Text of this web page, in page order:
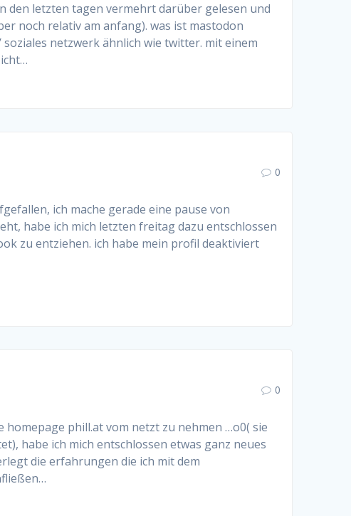
den letzten tagen vermehrt darüber gelesen und
noch relativ am anfang). was ist mastodon
netzwerk ähnlich wie twitter. mit einem
0
ich mache gerade eine pause von
habe ich mich letzten freitag dazu entschlossen
zu entziehen. ich habe mein profil deaktiviert
0
phill.at vom netzt zu nehmen …o0( sie
habe ich mich entschlossen etwas ganz neues
die erfahrungen die ich mit dem